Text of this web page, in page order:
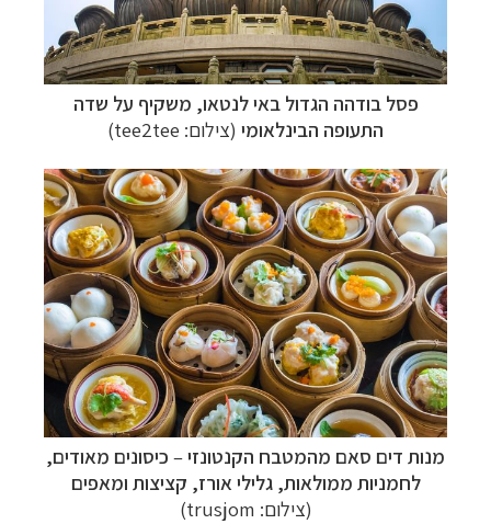
פסל בודהה הגדול באי לנטאו, משקיף על שדה
התעופה הבינלאומי (צילום: tee2tee)
מנות דים סאם מהמטבח הקנטונזי– כיסונים מאודים,
לחמניות ממולאות, גלילי אורז, קציצות ומאפים
(צילום: trusjom)